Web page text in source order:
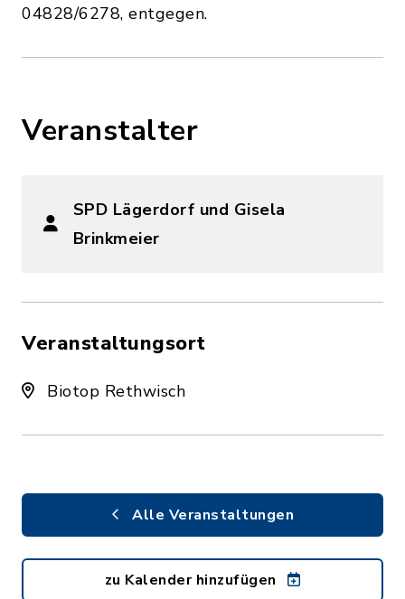
04828/6278, entgegen.
Veranstalter
SPD Lägerdorf und Gisela
Brinkmeier
Veranstaltungsort
Biotop Rethwisch
Alle Veranstaltungen
zu Kalender hinzufügen